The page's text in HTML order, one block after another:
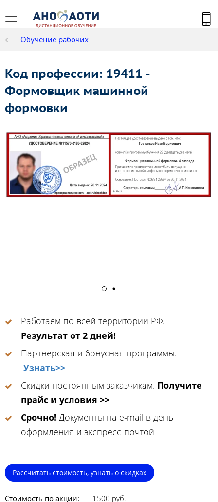
Обучение рабочих
Код профессии: 19411 -
Формовщик машинной
формовки
Работаем по всей территории РФ.
Результат от 2 дней!
Партнерская и бонусная программы.
Узнать>>
Скидки постоянным заказчикам. Получите
прайс и условия >>
Срочно! Документы на e-mail в день
оформления и экспресс-почтой
Рассчитать стоимость, узнать о скидках
Стоимость по акции:
1500 руб.